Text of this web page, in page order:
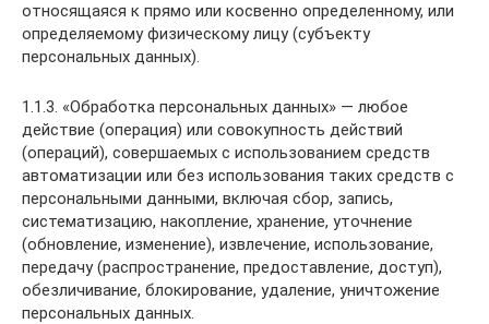
относящаяся к прямо или косвенно определенному, или
определяемому физическому лицу (субъекту
персональных данных).
1.1.3. «Обработка персональных данных» — любое
действие (операция) или совокупность действий
(операций), совершаемых с использованием средств
автоматизации или без использования таких средств с
персональными данными, включая сбор, запись,
систематизацию, накопление, хранение, уточнение
(обновление, изменение), извлечение, использование,
передачу (распространение, предоставление, доступ),
обезличивание, блокирование, удаление, уничтожение
персональных данных.